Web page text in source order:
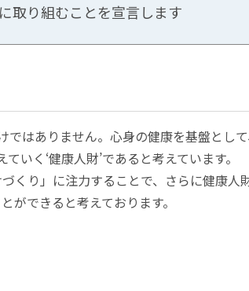
取り組むことを宣言します
ではありません。心身の健康を基盤と
いく‘健康人財’であると考えています。
くり」に注力することで、さらに健康
ができると考えております。